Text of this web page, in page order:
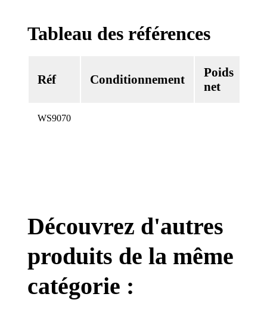
Tableau des références
Réf Conditionnement
Poids
net
WS9070
Découvrez d'autres
produits de la même
catégorie :